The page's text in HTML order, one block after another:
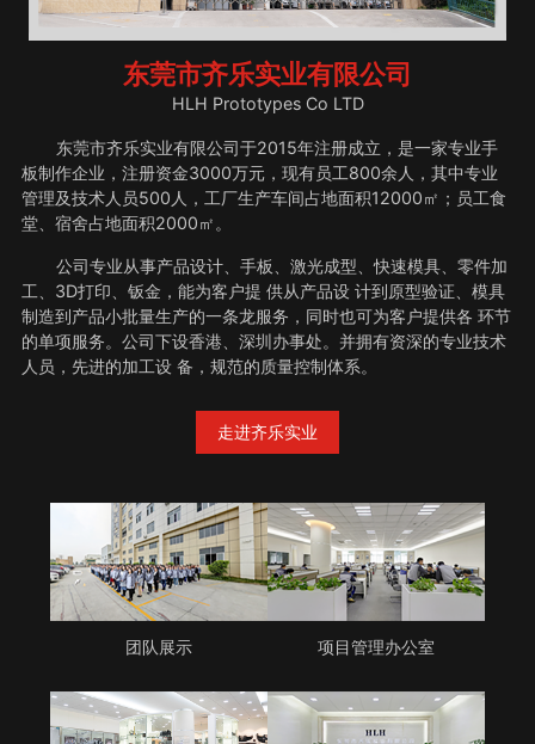
东莞市齐乐实业有限公司
HLH Prototypes Co LTD
东莞市齐乐实业有限公司于2015年注册成立，是一家专业手
板制作企业，注册资金3000万元，现有员工800余人，其中专业
管理及技术人员500人，工厂生产车间占地面积12000㎡；员工食
堂、宿舍占地面积2000㎡。
公司专业从事产品设计、手板、激光成型、快速模具、零件加
工、3D打印、钣金，能为客户提 供从产品设 计到原型验证、模具
制造到产品小批量生产的一条龙服务，同时也可为客户提供各 环节
的单项服务。公司下设香港、深圳办事处。并拥有资深的专业技术
人员，先进的加工设 备，规范的质量控制体系。
走进齐乐实业
团队展示 项目管理办公室